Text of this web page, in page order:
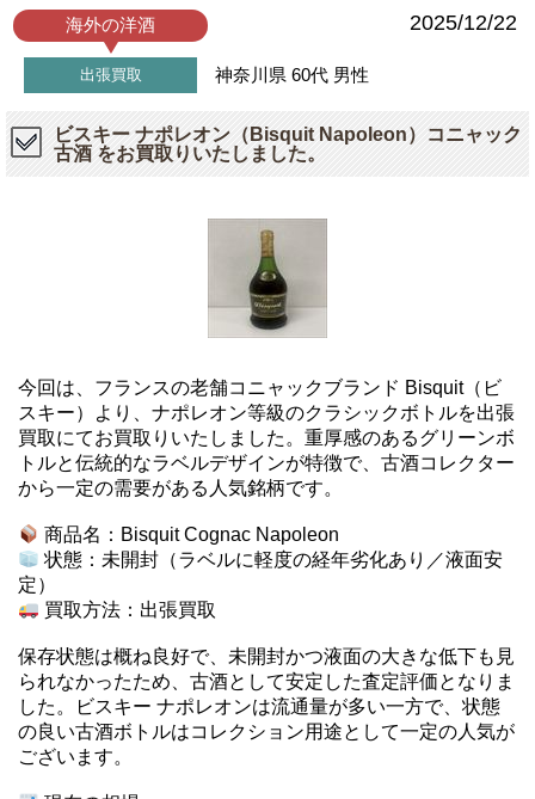
海外の洋酒 2025/12/22
出張買取 神奈川県 60代 男性
ビスキー ナポレオン（Bisquit Napoleon）コニャック
古酒 をお買取りいたしました。
今回は、フランスの老舗コニャックブランド Bisquit（ビ
スキー）より、ナポレオン等級のクラシックボトルを出張
買取にてお買取りいたしました。重厚感のあるグリーンボ
トルと伝統的なラベルデザインが特徴で、古酒コレクター
から一定の需要がある人気銘柄です。
商品名：Bisquit Cognac Napoleon
状態：未開封（ラベルに軽度の経年劣化あり／液面安
定）
買取方法：出張買取
保存状態は概ね良好で、未開封かつ液面の大きな低下も見
られなかったため、古酒として安定した査定評価となりま
した。ビスキー ナポレオンは流通量が多い一方で、状態
の良い古酒ボトルはコレクション用途として一定の人気が
ございます。